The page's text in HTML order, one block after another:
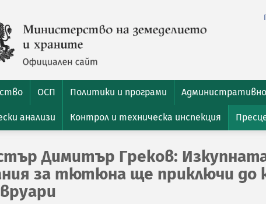
ОСП Политики и програми
анализи Контрол и техническа инспекция
Димитър Греков:
за тютюна ще приключи до